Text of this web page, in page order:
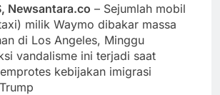
Newsantara.co – Sejumlah mobil
milik Waymo dibakar massa
di Los Angeles, Minggu
vandalisme ini terjadi saat
kebijakan imigrasi